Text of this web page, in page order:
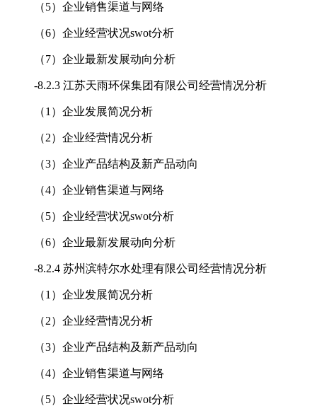
（5）企业销售渠道与网络
（6）企业经营状况swot分析
（7）企业最新发展动向分析
-8.2.3 江苏天雨环保集团有限公司经营情况分析
（1）企业发展简况分析
（2）企业经营情况分析
（3）企业产品结构及新产品动向
（4）企业销售渠道与网络
（5）企业经营状况swot分析
（6）企业最新发展动向分析
-8.2.4 苏州滨特尔水处理有限公司经营情况分析
（1）企业发展简况分析
（2）企业经营情况分析
（3）企业产品结构及新产品动向
（4）企业销售渠道与网络
（5）企业经营状况swot分析